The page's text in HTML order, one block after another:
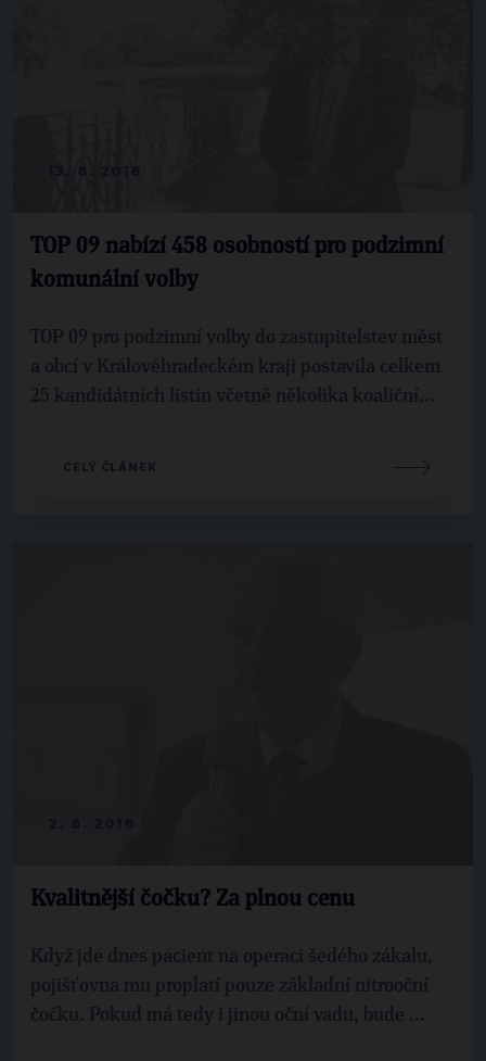
TOP 09 nabízí 458 osobností pro podzimní
komunální volby
TOP 09 pro podzimní volby do zastupitelstev měst
a obcí v Královéhradeckém kraji postavila celkem
25 kandidátních listin včetně několika koaliční...
CELÝ ČLÁNEK
Kvalitnější čočku? Za plnou cenu
Když jde dnes pacient na operaci šedého zákalu,
pojišťovna mu proplatí pouze základní nitrooční
čočku. Pokud má tedy i jinou oční vadu, bude ...